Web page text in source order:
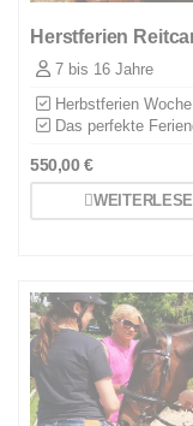
Herstferien
7 bis 16 Jahre
Herbstferien
Das perfekte
550,00€